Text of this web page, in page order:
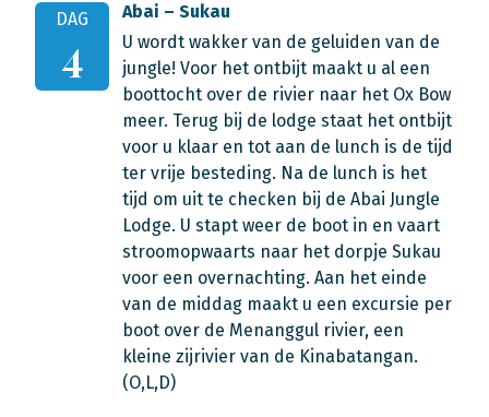
DAG
4
Abai – Sukau
U wordt wakker van de geluiden van de
jungle! Voor het ontbijt maakt u al een
boottocht over de rivier naar het Ox Bow
meer. Terug bij de lodge staat het ontbijt
voor u klaar en tot aan de lunch is de tijd
ter vrije besteding. Na de lunch is het
tijd om uit te checken bij de Abai Jungle
Lodge. U stapt weer de boot in en vaart
stroomopwaarts naar het dorpje Sukau
voor een overnachting. Aan het einde
van de middag maakt u een excursie per
boot over de Menanggul rivier, een
kleine zijrivier van de Kinabatangan.
(O,L,D)